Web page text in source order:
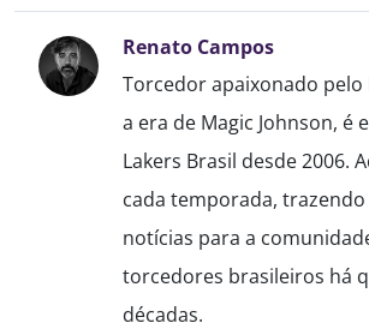
Renato Campos
Torcedor apaixonado pelo
a era de Magic Johnson, é
Lakers Brasil desde 2006.
cada temporada, trazendo
notícias para a
torcedores brasileiros há
décadas.